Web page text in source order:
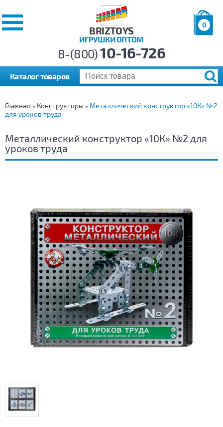
BRIZTOYS
ИГРУШКИ ОПТОМ
0
р.
8-(800)10-16-726
Каталог товаров
Главная » Конструкторы » Металлический конструктор «10К» №2
для уроков труда
Металлический конструктор «10К» №2 для
уроков труда